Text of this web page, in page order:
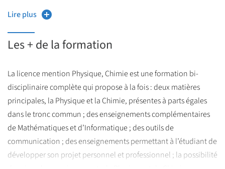
de la Physique et de la Chimie ainsi que l’utilisation des outils
œuvre des outils et démarches pour résoudre une
autonome. Le BCC « Mettre en œuvre des outils et des
comportements pour la réalisation du projet professionnel »
vise un ensemble de compétences préparant à l’insertion
professionnelle.
Lire plus
Les + de la formation
La licence mention Physique, Chimie est une formation bi-
disciplinaire complète qui propose à la fois : deux matières
principales, la Physique et la Chimie, présentes à parts égales
dans le tronc commun ; des enseignements complémentaires
de Mathématiques et d’Informatique ; des outils de
communication ; des enseignements permettant à l’étudiant de
développer son projet personnel et professionnel ; la possibilité